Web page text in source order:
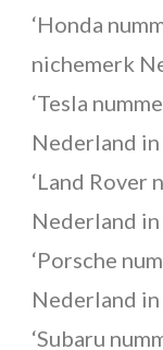
‘Honda
nichemerk
‘Tesla
Nederland in
‘Land Rover
Nederland in
‘Porsche
Nederland in
‘Subaru